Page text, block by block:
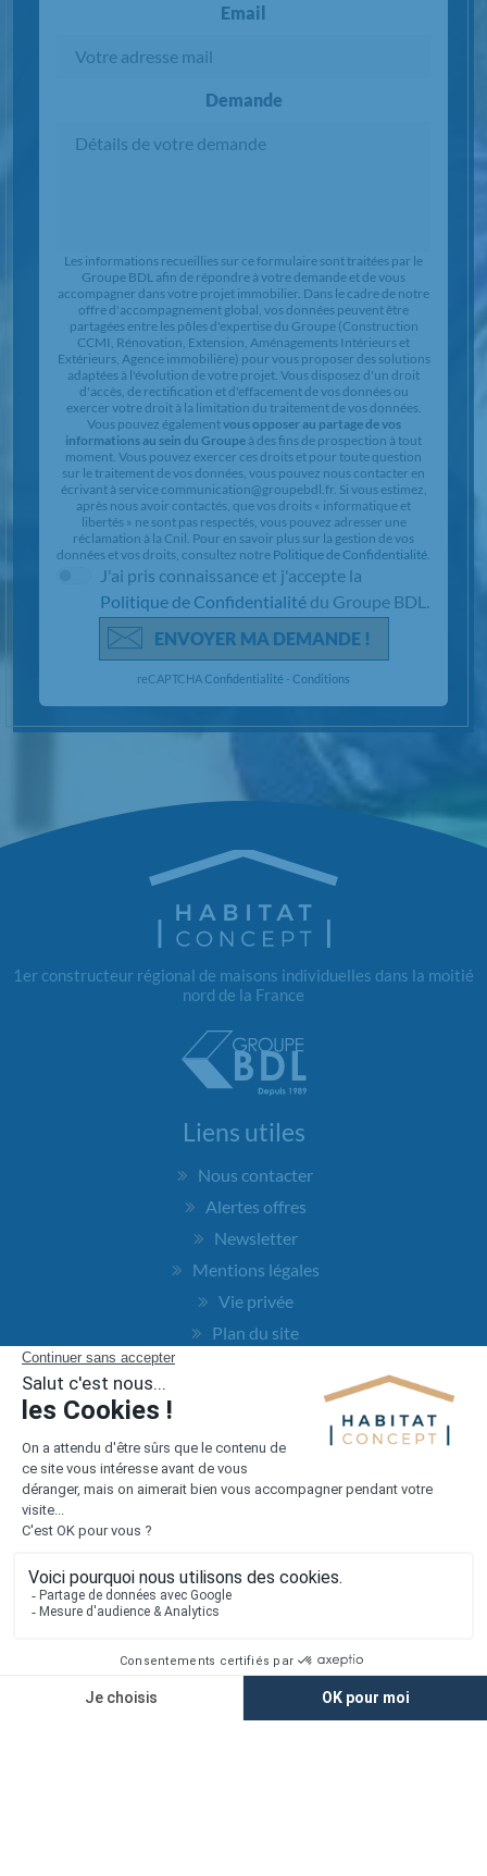
Email
Demande
Les informations recueillies sur ce formulaire sont traitées par le
Groupe BDL afin de répondre à votre demande et de vous
accompagner dans votre projet immobilier. Dans le cadre de notre
offre d'accompagnement global, vos données peuvent être
partagées entre les pôles d'expertise du Groupe (Construction
CCMI, Rénovation, Extension, Aménagements Intérieurs et
Extérieurs, Agence immobilière) pour vous proposer des solutions
adaptées à l'évolution de votre projet. Vous disposez d'un droit
d'accès, de rectification et d'effacement de vos données ou
exercer votre droit à la limitation du traitement de vos données.
Vous pouvez égalementvous opposer au partage de vos
informations au sein du Groupe à des fins de prospection à tout
moment. Vous pouvez exercer ces droits et pour toute question
sur le traitement de vos données, vous pouvez nous contacter en
écrivant à service communication@groupebdl.fr. Si vous estimez,
après nous avoir contactés, que vos droits « informatique et
libertés » ne sont pas respectés, vous pouvez adresser une
réclamation à la Cnil. Pour en savoir plus sur la gestion de vos
données et vos droits, consultez notre Politique de Confidentialité
J'ai pris connaissance et j'accepte la
Politique de Confidentialité du Groupe BDL.
ENVOYER MA DEMANDE !
reCAPTCHAConfidentialité - Conditions
1er constructeur régional de maisons individuelles dans la moitié
nord de la France
Liens utiles
Nous contacter
Alertes offres
Newsletter
Mentions légales
Vie privée
Plan du site
Nos agences
Nos maisons
Financement
Devis construction maison
Filiales
Chargement...